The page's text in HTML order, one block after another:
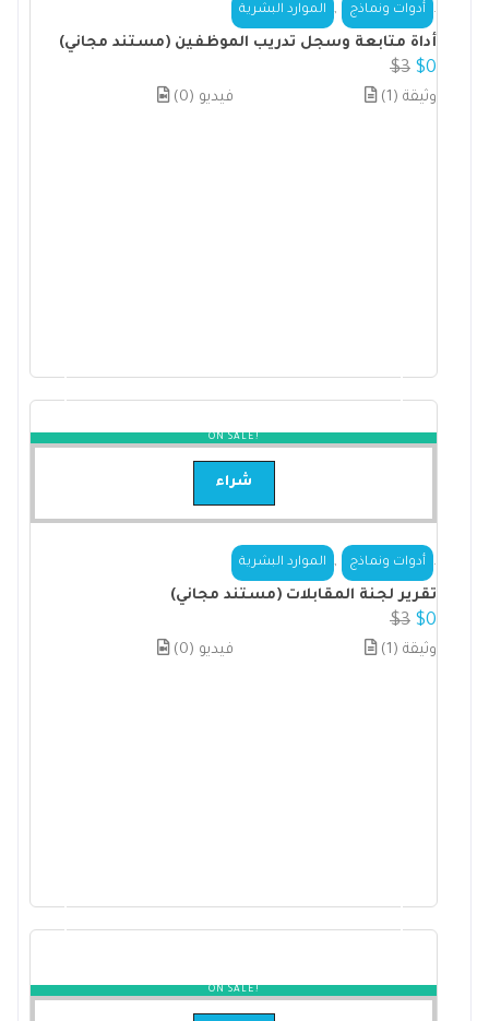
الموارد البشرية أدوات ونماذج
أداة متابعة وسجل تدريب الموظفين (مستند مجاني)
$3 $0
(0) فيديو (1) وثيقة
ON SALE!
شراء
الموارد البشرية أدوات ونماذج
تقرير لجنة المقابلات (مستند مجاني)
$3 $0
(0) فيديو (1) وثيقة
ON SALE!